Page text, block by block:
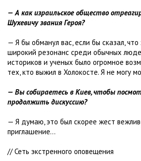
— А как израильское общество
Шухевичу звания Героя?
— Я бы обманул вас, если бы сказал, что
широкий резонанс среди обычных
историков и ученых было огромное
тех, кто выжил в Холокосте. Я не могу
— Вы собираетесь в Киев, чтобы
продолжить дискуссию?
— Я думаю, это был скорее жест
приглашение...
// Сеть экстренного оповещения